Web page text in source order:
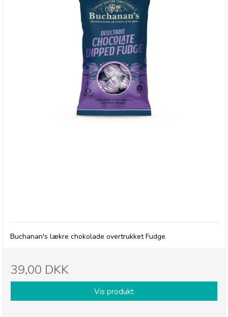
Buchanan's lækre chokolade overtrukket Fudge
39,00 DKK
Vis produkt